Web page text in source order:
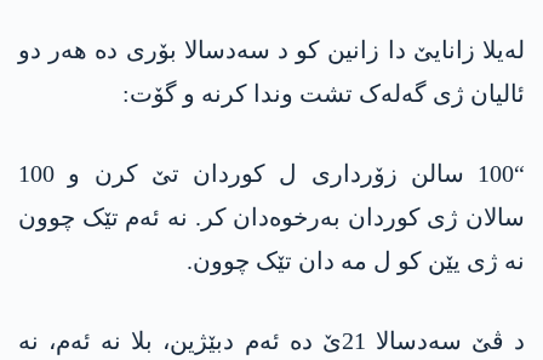
لەیلا زانایێ دا زانین کو د سەدسالا بۆری دە ھەر دو
ئالیان ژی گەلەک تشت وندا کرنە و گۆت:
“100 سالن زۆرداری ل کوردان تێ کرن و 100
سالان ژی کوردان بەرخوەدان کر. نە ئەم تێک چوون
نە ژی یێن کو ل مە دان تێک چوون.
د ڤێ سەدسالا 21ێ دە ئەم دبێژین، بلا نە ئەم، نە